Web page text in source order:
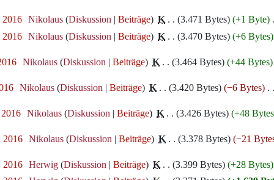
2016‎ Nikolaus Diskussion Beiträge ‎K 3.471 Bytes +1 Byte
2016‎ Nikolaus Diskussion Beiträge ‎K 3.470 Bytes +6 Bytes
‎ Nikolaus Diskussion Beiträge ‎K 3.464 Bytes +44 Bytes
‎ Nikolaus Diskussion Beiträge ‎K 3.420 Bytes −6 Bytes
‎ Nikolaus Diskussion Beiträge ‎K 3.426 Bytes +48 Bytes
2016‎ Nikolaus Diskussion Beiträge ‎K 3.378 Bytes −21
2016‎ Herwig Diskussion Beiträge ‎K 3.399 Bytes +28 Bytes